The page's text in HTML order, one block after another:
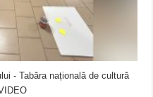
- Tabăra națională de cultură